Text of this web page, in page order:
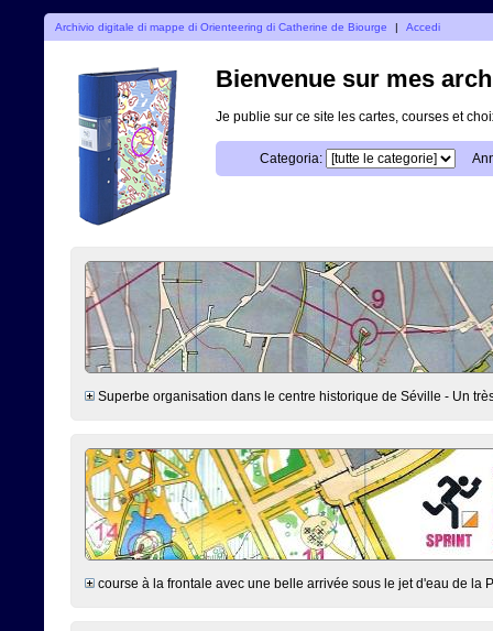
Archivio digitale di mappe di Orienteering di Catherine de Biourge | Accedi
Bienvenue sur mes
Je publie sur ce site les cartes, courses et
Categoria:
Superbe organisation dans le centre historique de Séville - Un
course à la frontale avec une belle arrivée sous le jet d'eau de la